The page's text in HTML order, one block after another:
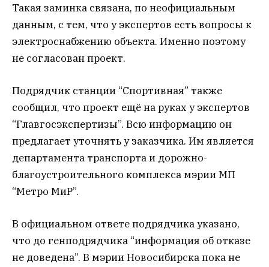
Такая заминка связана, по неофициальным
данным, с тем, что у экспертов есть вопросы к
электроснабжению объекта. Именно поэтому
не согласован проект.
Подрядчик станции “Спортивная” также
сообщил, что проект ещё на руках у экспертов
“Главгосэкспертизы”. Всю информацию он
предлагает уточнять у заказчика. Им является
департамента транспорта и дорожно-
благоустроительного комплекса мэрии МП
“Метро МиР”.
В официальном ответе подрядчика указано,
что до генподрядчика “информация об отказе
не доведена”. В мэрии Новосибирска пока не